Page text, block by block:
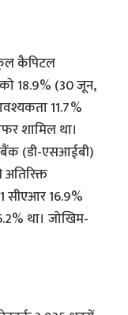
कैपिटल
18.9% (30 जून,
11.7%
शामिल था।
बैंक (डी-एसआईबी)
सीएआर 16.9%
था। जोखिम-